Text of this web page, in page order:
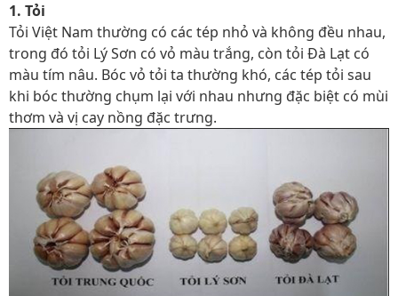
1. Tỏi
Tỏi Việt Nam thường có các tép nhỏ và không đều nhau,
trong đó tỏi Lý Sơn có vỏ màu trắng, còn tỏi Đà Lạt có
màu tím nâu. Bóc vỏ tỏi ta thường khó, các tép tỏi sau
khi bóc thường chụm lại với nhau nhưng đặc biệt có mùi
thơm và vị cay nồng đặc trưng.